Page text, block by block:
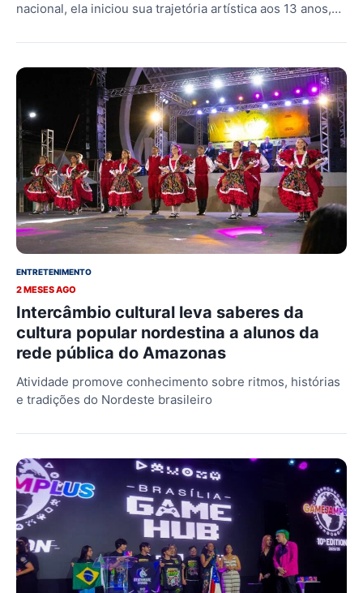
nacional, ela iniciou sua trajetória artística aos 13 anos,…
ENTRETENIMENTO
2 MESES AGO
Intercâmbio cultural leva saberes da
cultura popular nordestina a alunos da
rede pública do Amazonas
Atividade promove conhecimento sobre ritmos, histórias
e tradições do Nordeste brasileiro